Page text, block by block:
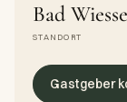
Bad
STANDORT
Gastgeber